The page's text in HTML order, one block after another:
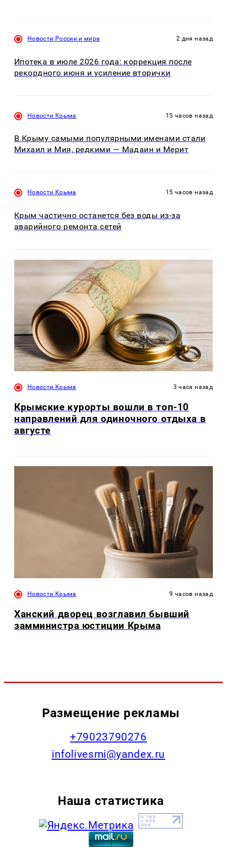
Новости России и мира 2 дня назад
Ипотека в июле 2026 года: коррекция после
рекордного июня и усиление вторички
Новости Крыма 15 часов назад
В Крыму самыми популярными именами стали
Михаил и Мия, редкими — Мадаин и Мерит
Новости Крыма 15 часов назад
Крым частично останется без воды из-за
аварийного ремонта сетей
Новости Крыма 3 часа назад
Крымские курорты вошли в топ-10
направлений для одиночного отдыха в
августе
Новости Крыма 9 часов назад
Ханский дворец возглавил бывший
замминистра юстиции Крыма
Размещение рекламы
+79023790276
infolivesmi@yandex.ru
Наша статистика